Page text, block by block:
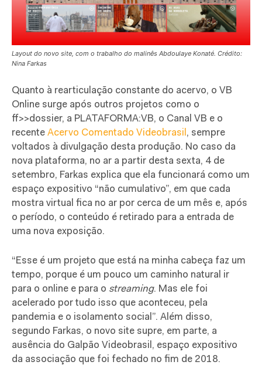
Layout do novo site, com o trabalho do malinês Abdoulaye Konaté. Crédito:
Nina Farkas
Quanto à rearticulação constante do acervo, o VB
Online surge após outros projetos como o
ff>>dossier, a PLATAFORMA:VB, o Canal VB e o
recente Acervo Comentado Videobrasil , sempre
voltados à divulgação desta produção. No caso da
nova plataforma, no ar a partir desta sexta, 4 de
setembro, Farkas explica que ela funcionará como um
espaço expositivo “não cumulativo”, em que cada
mostra virtual fica no ar por cerca de um mês e, após
o período, o conteúdo é retirado para a entrada de
uma nova exposição.
“Esse é um projeto que está na minha cabeça faz um
tempo, porque é um pouco um caminho natural ir
para o online e para o streaming. Mas ele foi
acelerado por tudo isso que aconteceu, pela
pandemia e o isolamento social”. Além disso,
segundo Farkas, o novo site supre, em parte, a
ausência do Galpão Videobrasil, espaço expositivo
da associação que foi fechado no fim de 2018.